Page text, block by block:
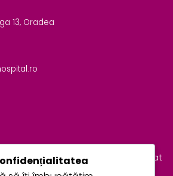
13, Oradea
Center este primul spital privat
din Oradea.